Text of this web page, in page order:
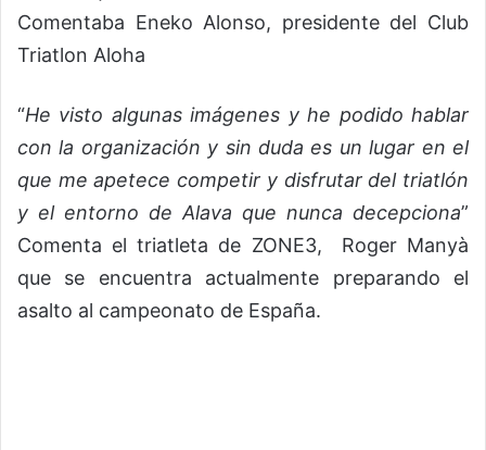
Comentaba Eneko Alonso, presidente del Club
Triatlon Aloha
“He visto algunas imágenes y he podido hablar
con la organización y sin duda es un lugar en el
que me apetece competir y disfrutar del triatlón
y el entorno de Alava que nunca decepciona”
Comenta el triatleta de ZONE3, Roger Manyà
que se encuentra actualmente preparando el
asalto al campeonato de España.